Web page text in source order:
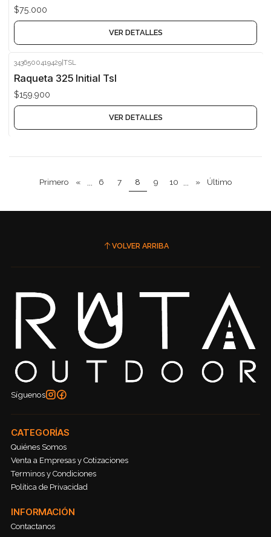
$75.000
VER DETALLES
3436500419429|TSL
Raqueta 325 Initial Tsl
$159.900
VER DETALLES
Primero « ... 6 7 8 9 10 ... » Último
VOLVER ARRIBA
Síguenos
CATEGORÍAS
Quiénes Somos
Venta a Empresas y Cotizaciones
Terminos y Condiciones
Política de Privacidad
INFORMACIÓN
Contactanos